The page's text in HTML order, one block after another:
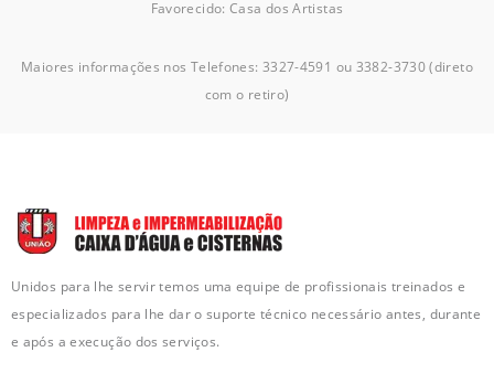
Favorecido: Casa dos Artistas
Maiores informações nos Telefones: 3327-4591 ou 3382-3730 (direto
com o retiro)
Unidos para lhe servir temos uma equipe de profissionais treinados e
especializados para lhe dar o suporte técnico necessário antes, durante
e após a execução dos serviços.